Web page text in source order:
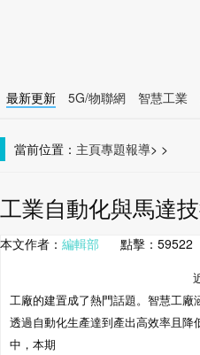
最新更新 5G/物聯網 智慧工業
當前位置： 主頁 >
專題報導 >
工業自動化與馬達
本文作者： 編輯部 點擊： 59522
工廠的建置成了熱門話題。智慧工
透過自動化生產達到產出高效率且
中，本期